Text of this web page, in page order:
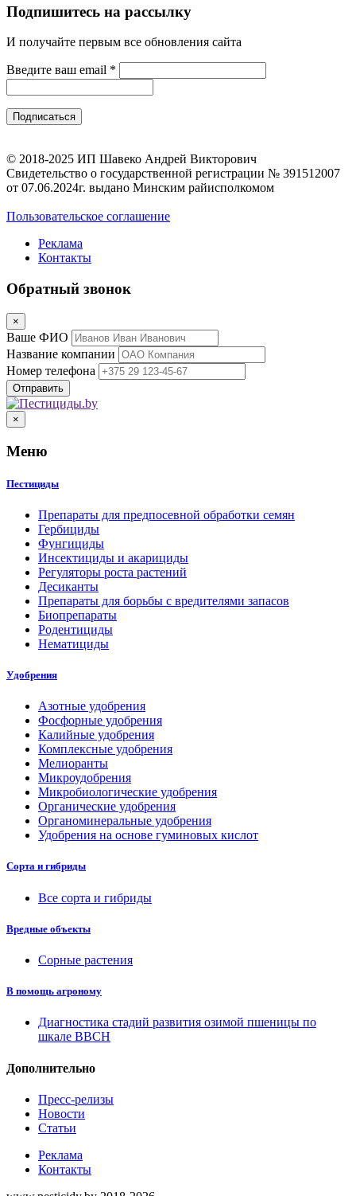
Подпишитесь на рассылку
И получайте первым все обновления сайта
Введите ваш email *
© 2018-2025 ИП Шавеко Андрей Викторович
Свидетельство о государственной регистрации № 391512007
от 07.06.2024г. выдано Минским райисполкомом
Пользовательское соглашение
Реклама
Контакты
Обратный звонок
×
Ваше ФИО
Название компании
Номер телефона
×
Меню
Пестициды
Препараты для предпосевной обработки семян
Гербициды
Фунгициды
Инсектициды и акарициды
Регуляторы роста растений
Десиканты
Препараты для борьбы с вредителями запасов
Биопрепараты
Родентициды
Нематициды
Удобрения
Азотные удобрения
Фосфорные удобрения
Калийные удобрения
Комплексные удобрения
Мелиоранты
Микроудобрения
Микробиологические удобрения
Органические удобрения
Органоминеральные удобрения
Удобрения на основе гуминовых кислот
Сорта и гибриды
Все сорта и гибриды
Вредные объекты
Сорные растения
В помощь агроному
Диагностика стадий развития озимой пшеницы по
шкале ВВСН
Дополнительно
Пресс-релизы
Новости
Статьи
Реклама
Контакты